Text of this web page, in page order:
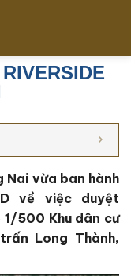
Nai vừa ban hành
về việc duyệt
500 Khu dân cư
Long Thành,